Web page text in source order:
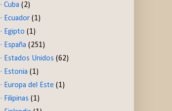
· Cuba (2)
· Ecuador (1)
· Egipto (1)
· España (251)
· Estados Unidos (62)
· Estonia (1)
· Europa del Este (1)
· Filipinas (1)